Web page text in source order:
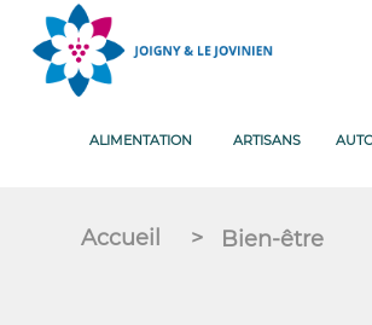
ALIMENTATION ARTISANS
Accueil > Bien-être